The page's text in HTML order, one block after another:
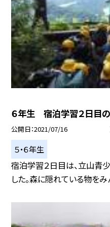
６年生 宿泊学習２日目
公開日 2021/07/16
５・６年生
宿泊学習２日目は、立山青
した。森に隠れている物をみ